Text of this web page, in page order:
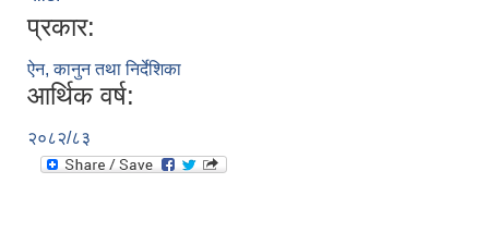
प्रकार:
ऐन, कानुन तथा निर्देशिका
आर्थिक वर्ष:
२०८२/८३